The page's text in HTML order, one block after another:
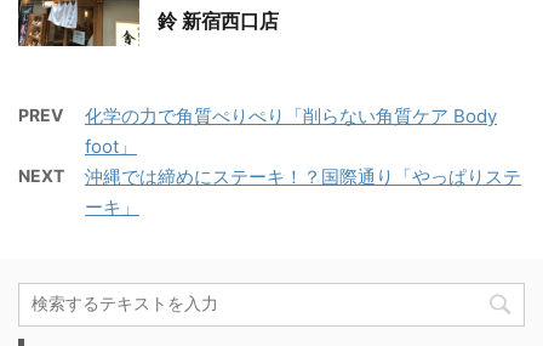
鈴 新宿西口店
PREV
化学の力で角質ぺりぺり「削らない角質ケア Body
foot」
NEXT
沖縄では締めにステーキ！？国際通り「やっぱりステ
ーキ」